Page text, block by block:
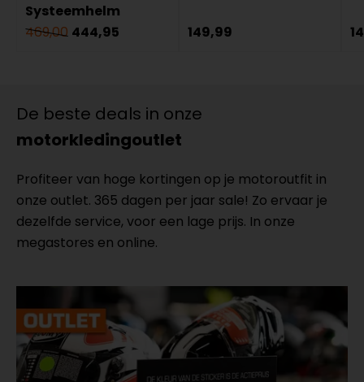
Systeemhelm
469,00 444,95 149,99
De beste deals in onze
motorkledingoutlet
Profiteer van hoge kortingen op je motoroutfit in
onze outlet. 365 dagen per jaar sale! Zo ervaar je
dezelfde service, voor een lage prijs. In onze
megastores en online.